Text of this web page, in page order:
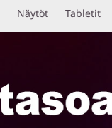
Näytöt Tabletit